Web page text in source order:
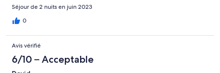
Séjour de 2 nuits en juin 2023
0
Avis vérifié
6/10 – Acceptable